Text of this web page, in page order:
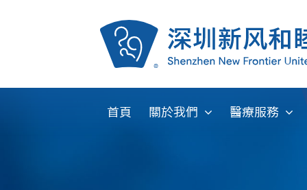
首頁 關於我們 醫療服務